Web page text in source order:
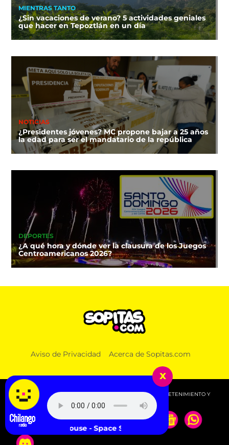
MIENTRAS TANTO
¿Sin vacaciones de verano? 5 actividades geniales
que hacer en Tepoztlán en un día
NOTICIAS
¿Presidentes jóvenes? MC propone bajar a 25 años
la edad para ser el mandatario de la república
DEPORTES
¿A qué hora y dónde ver la clausura de los Juegos
Centroamericanos 2026?
Aviso de Privacidad Acerca de Sopitas.com
© 2026 SOPITAS.COM - MÚSICA, NOTICIAS, DEPORTES, ENTRETENIMIENTO Y
MÁS!.
x
Beach House - Space Song